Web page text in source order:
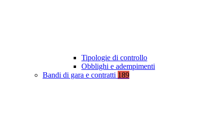
Tipologie di controllo
Obblighi e adempimenti
Bandi di gara e contratti 189